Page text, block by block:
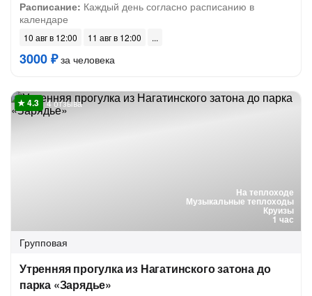
Расписание: Каждый день согласно расписанию в
календаре
10 авг в 12:00 11 авг в 12:00
3000 ₽за человека
На теплоходе
Музыкальные теплоходы
Круизы
1 час
4 отзыва
Групповая
Утренняя прогулка из Нагатинского затона до
парка «Зарядье»